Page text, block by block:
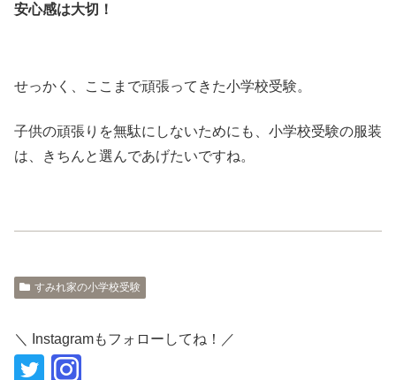
安心感は大切！
せっかく、ここまで頑張ってきた小学校受験。
子供の頑張りを無駄にしないためにも、小学校受験の服装
は、きちんと選んであげたいですね。
すみれ家の小学校受験
＼ Instagramもフォローしてね！／